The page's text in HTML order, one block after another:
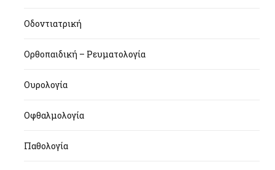
Οδοντιατρική
Ορθοπαιδική – Ρευματολογία
Ουρολογία
Οφθαλμολογία
Παθολογία